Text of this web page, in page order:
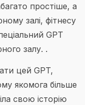
простіше, а
залі, фітнесу
GPT
залу. .
цей GPT,
якомога більше
свою історію